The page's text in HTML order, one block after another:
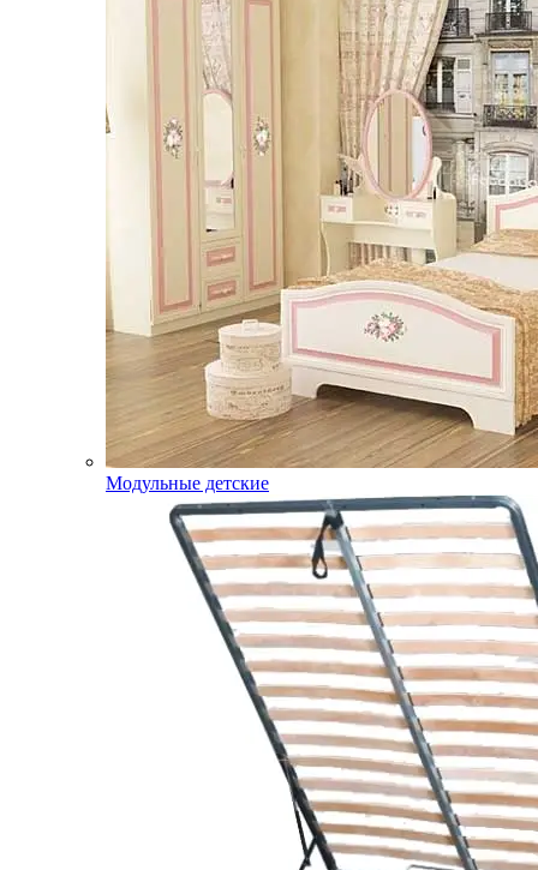
Модульные детские